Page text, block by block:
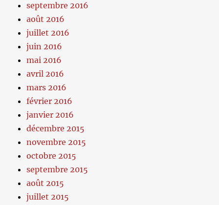
septembre 2016
août 2016
juillet 2016
juin 2016
mai 2016
avril 2016
mars 2016
février 2016
janvier 2016
décembre 2015
novembre 2015
octobre 2015
septembre 2015
août 2015
juillet 2015